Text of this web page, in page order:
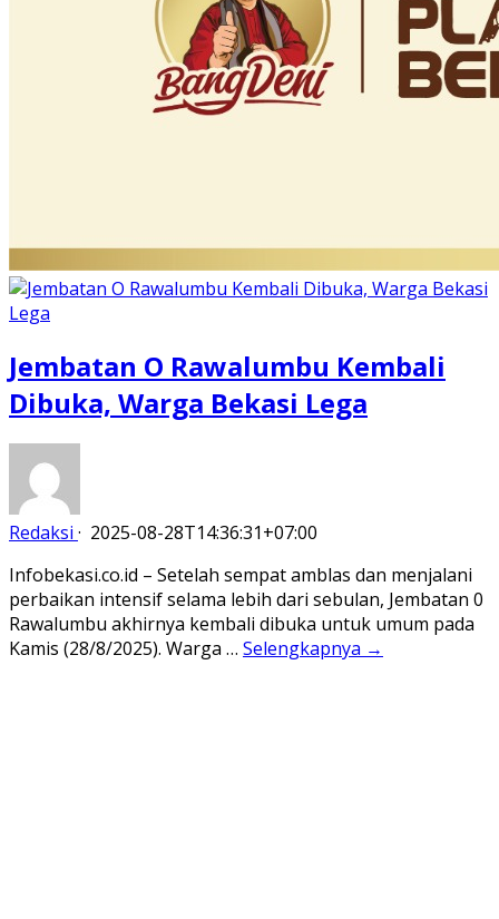
Jembatan O Rawalumbu Kembali
Dibuka, Warga Bekasi Lega
Redaksi · 2025-08-28T14:36:31+07:00
Infobekasi.co.id – Setelah sempat amblas dan menjalani
perbaikan intensif selama lebih dari sebulan, Jembatan 0
Rawalumbu akhirnya kembali dibuka untuk umum pada
Kamis (28/8/2025). Warga … Selengkapnya →